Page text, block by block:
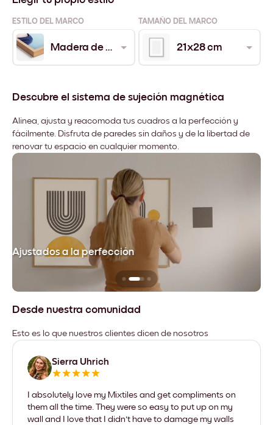
ESTILO DEL MARCO TAMAÑO DEL MARCO
Madera de Roble 21x28 cm
Descubre el sistema de sujeción magnética
Alinea, ajusta y reacomoda tus cuadros a la perfección y
fácilmente. Disfruta de paredes sin daños y de la libertad de
renovar tu espacio en cualquier momento.
Ajustados a la perfección
Desde nuestra comunidad
Esto es lo que nuestros clientes dicen de nosotros
Sierra Uhrich
I absolutely love my Mixtiles and get compliments on
them all the time. They were so easy to put up on my
wall and I love that I didn't have to damage my walls